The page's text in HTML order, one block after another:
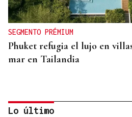
SEGMENTO PRÉMIUM
Phuket refugia el lujo en
mar en Tailandia
Lo último